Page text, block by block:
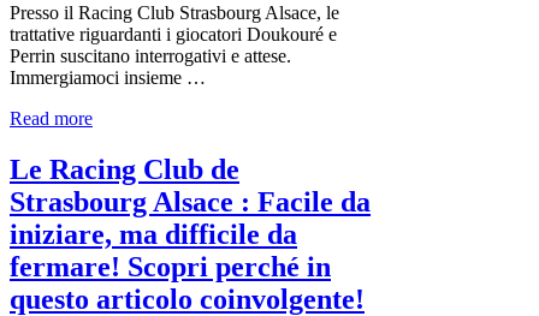
Presso il Racing Club Strasbourg Alsace, le
trattative riguardanti i giocatori Doukouré e
Perrin suscitano interrogativi e attese.
Immergiamoci insieme …
Read more
Le Racing Club de
Strasbourg Alsace : Facile da
iniziare, ma difficile da
fermare! Scopri perché in
questo articolo coinvolgente!